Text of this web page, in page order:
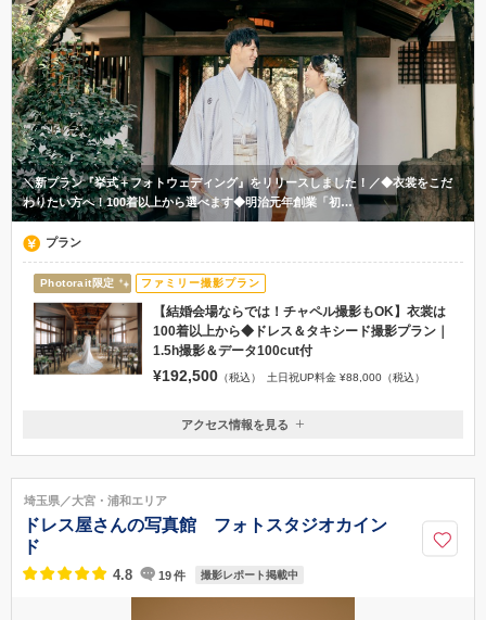
＼新プラン『挙式＋フォトウェディング』をリリースしました！／◆衣裳をこだ
わりたい方へ！100着以上から選べます◆明治元年創業「初…
プラン
Photorait限定 ファミリー撮影プラン
【結婚会場ならでは！チャペル撮影もOK】衣裳は
100着以上から◆ドレス＆タキシード撮影プラン｜
1.5h撮影＆データ100cut付
¥192,500 （税込） 土日祝UP料金 ¥88,000（税込）
埼玉県川越市元町1-9-8
049-229-2217
アクセス情報を見る
埼玉県／大宮・浦和エリア
ドレス屋さんの写真館 フォトスタジオカイン
ド
4.8 19件 撮影レポート掲載中